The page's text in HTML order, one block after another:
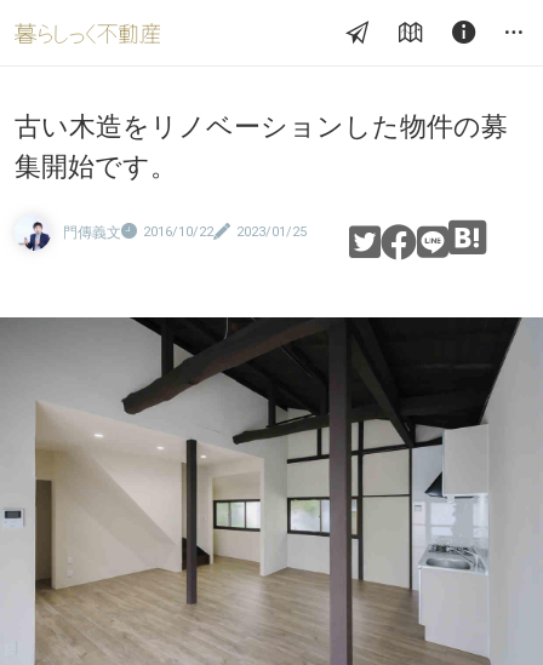
古い木造をリノベーションした物件の募
集開始です。
門傳義文 2016/10/22 2023/01/25